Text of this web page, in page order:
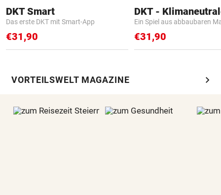
DKT Smart
Das erste DKT mit Smart-App
€31,90
Ein Spiel aus abbaubaren
€31,90
VORTEILSWELT MAGAZINE chevron_right